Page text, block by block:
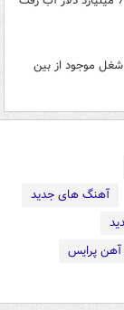
شغل موجود از بین
آهنگ های جدید
پرایس